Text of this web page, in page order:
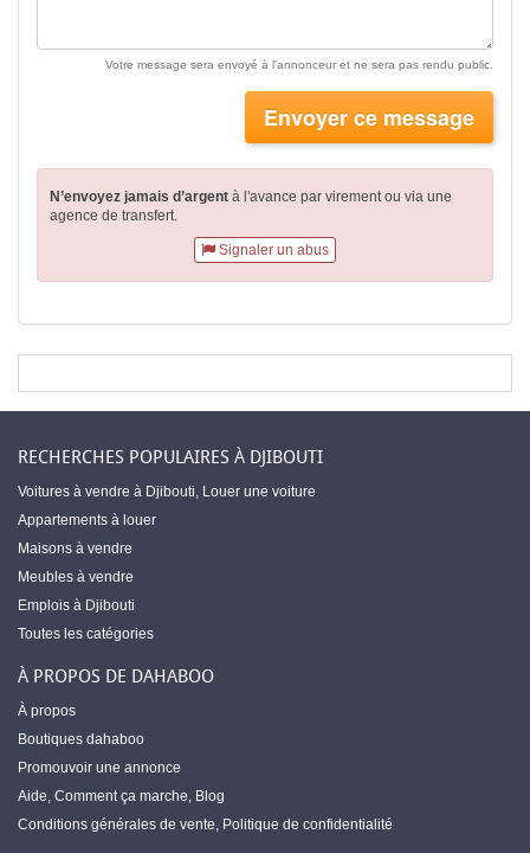
Votre message sera envoyé à l'annonceur et ne sera pas rendu public.
Envoyer ce message
N’envoyez jamais d’argent à l'avance par virementou via une
agence de transfert.
Signaler un abus
RECHERCHES POPULAIRES À DJIBOUTI
Voitures à vendre à Djibouti, Louer une voiture
Appartements à louer
Maisons à vendre
Meubles à vendre
Emplois à Djibouti
Toutes les catégories
À PROPOS DE DAHABOO
À propos
Boutiques dahaboo
Promouvoir une annonce
Aide, Comment ça marche, Blog
Conditions générales de vente, Politique de confidentialité